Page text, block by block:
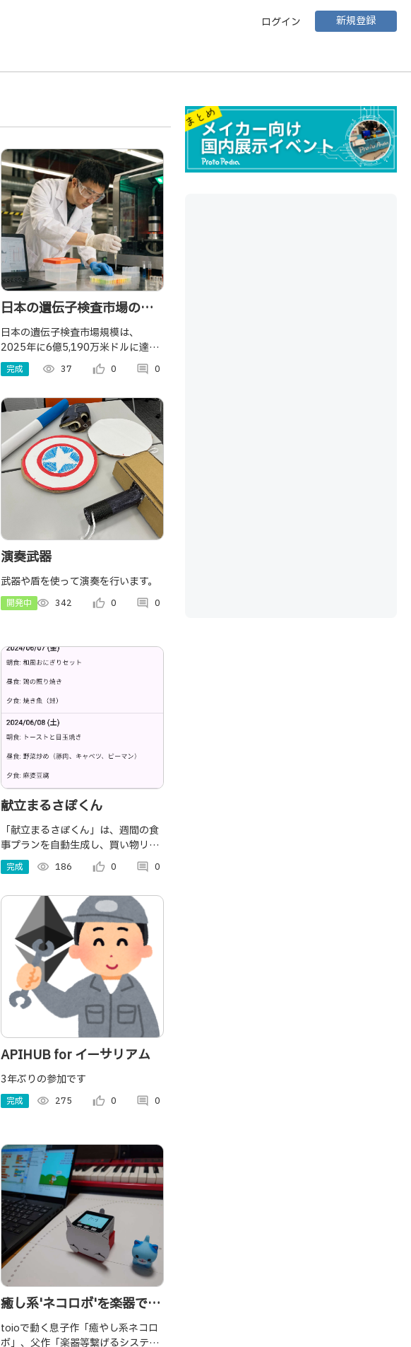
ログイン 新規登録
日本の遺伝子検査市場の動
向、需要、および2026年か
ら2034年までの成長予測
日本の遺伝子検査市場規模は、
2025年に6億5,190万米ドルに達し
ました。今後、IMARC Groupは、
同市場が2034年までに41億920万
にかけて年平均成
完成 visibility 37 thumb_up_alt 0 comment 0
演奏武器
武器や盾を使って演奏を行います。
開発中 visibility 342 thumb_up_alt 0 comment 0
献立まるさぽくん
「献立まるさぽくん」は、週間の食
事プランを自動生成し、買い物リス
トを提供する便利なアプリです。ユ
ーザーは食事プランを確認し、必要
買い物をすることができます。
完成 visibility 186 thumb_up_alt 0 comment 0
APIHUB for イーサリアム
3年ぶりの参加です
完成 visibility 275 thumb_up_alt 0 comment 0
癒し系'ネコロボ'を楽器でか
まっちゃおう！
toioで動く息子作「癒やし系ネコロ
ボ」、父作「楽器等繋げるシステ